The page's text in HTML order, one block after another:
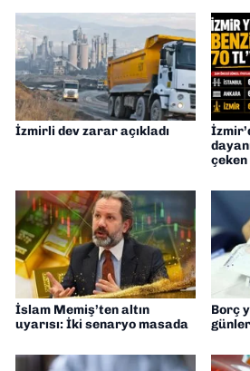
İzmirli dev zarar açıkladı
İslam Memiş’ten altın
uyarısı: İki senaryo masada
Borç
günler